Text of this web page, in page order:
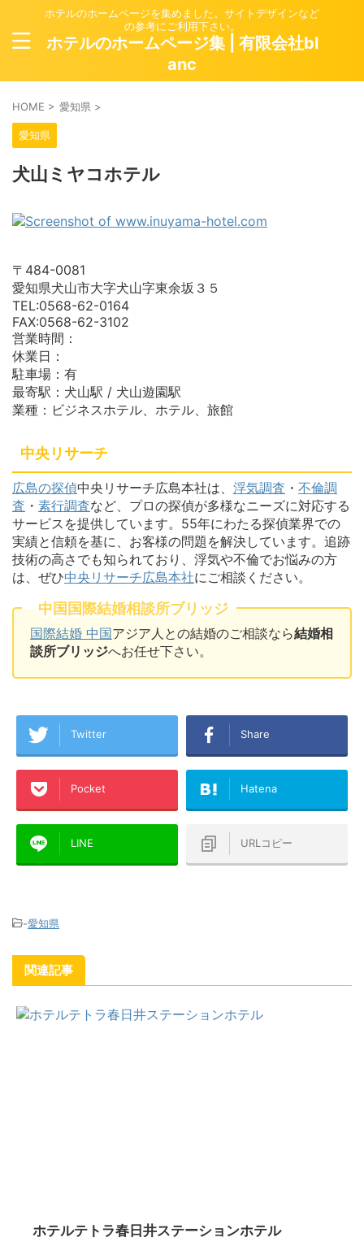
ホテルのホームページを集めました。サイトデザインなど
の参考にご利用下さい。
ホテルのホームページ集 | 有限会社bl
anc
HOME > 愛知県 >
愛知県
犬山ミヤコホテル
〒484-0081
愛知県犬山市大字犬山字東余坂３５
TEL:0568-62-0164
FAX:0568-62-3102
営業時間：
休業日：
駐車場：有
最寄駅：犬山駅 / 犬山遊園駅
業種：ビジネスホテル、ホテル、旅館
中央リサーチ
広島の探偵中央リサーチ広島本社は、 浮気調査 ・ 不倫調
査 ・ 素行調査など、プロの探偵が多様なニーズに対応する
サービスを提供しています。55年にわたる探偵業界での
実績と信頼を基に、お客様の問題を解決しています。追跡
技術の高さでも知られており、浮気や不倫でお悩みの方
は、ぜひ中央リサーチ広島本社にご相談ください。
中国国際結婚相談所ブリッジ
国際結婚 中国アジア人との結婚のご相談なら結婚相
談所ブリッジへお任せ下さい。
Twitter Share
Pocket Hatena
LINE URLコピー
-愛知県
関連記事
ホテルテトラ春日井ステーションホテル